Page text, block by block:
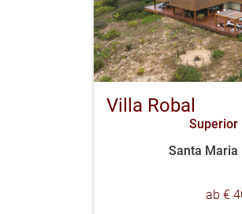
Villa Robal
Superior
Santa Maria
ab €